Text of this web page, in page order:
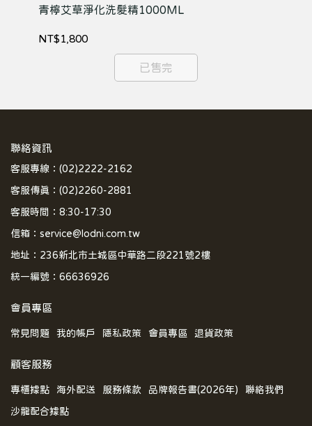
青檸艾草淨化洗髮精1000ML
NT$1,800
已售完
聯絡資訊
客服專線：(02)2222-2162
客服傳真：(02)2260-2881
客服時間：8:30-17:30
信箱：service@lodni.com.tw
地址：236新北市土城區中華路二段221號2樓
統一編號：66636926
會員專區
常見問題 我的帳戶 隱私政策 會員專區 退貨政策
顧客服務
專櫃據點 海外配送 服務條款 品牌報告書(2026年)
聯絡我們
沙龍配合據點